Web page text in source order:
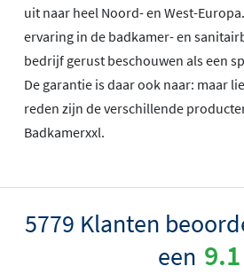
uit naar heel Noord- en West-
ervaring in de badkamer- en
bedrijf gerust beschouwen als een
De garantie is daar ook naar: maar
reden zijn de verschillende
Badkamerxxl.
5779 Klanten
een 9.1